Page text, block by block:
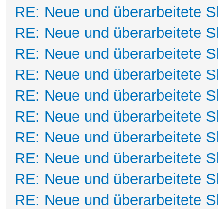
RE: Neue und überarbeitete
RE: Neue und überarbeitete
RE: Neue und überarbeitete
RE: Neue und überarbeitete
RE: Neue und überarbeitete
RE: Neue und überarbeitete
RE: Neue und überarbeitete
RE: Neue und überarbeitete
RE: Neue und überarbeitete
RE: Neue und überarbeitete